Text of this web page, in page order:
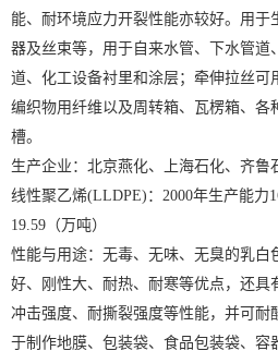
能、耐环境应力开裂性能亦较好。用于
器及丝束等，用于自来水管、下水管道
道、化工设备衬里和涂层；牵伸拉丝可
编织物用纤维以及周转箱、瓦楞箱、各
槽。
生产企业：北京燕化、上海石化、齐鲁
线性聚乙烯(LLDPE)：2000年生产能力
19.59（万吨）
性能与用途：无毒、无味、无臭的乳白
好、刚性大、耐热、耐寒等优点，还具
冲击强度、耐撕裂强度等性能，并可耐
于制作地膜、包装袋、食品包装袋、容